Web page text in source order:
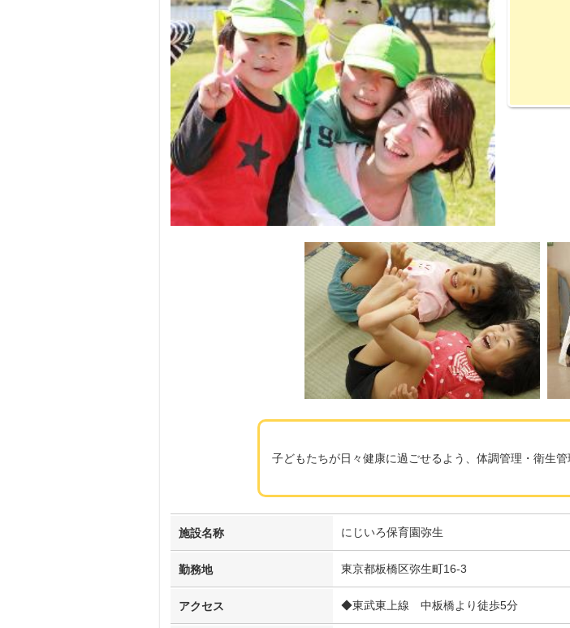
子どもたちが日々健康に過ごせるよう、体調管理・衛生管
施設名称 にじいろ保育園弥生
勤務地 東京都板橋区弥生町16-3
アクセス ◆東武東上線 中板橋より徒歩5分